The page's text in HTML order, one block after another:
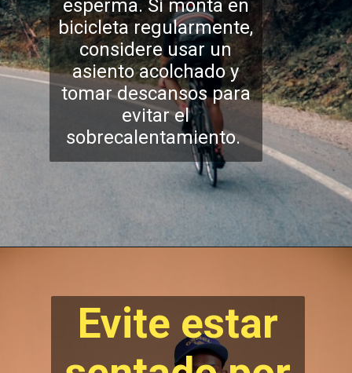
esperma. Si monta en
bicicleta regularmente,
considere usar un
asiento acolchado y
tomar descansos para
evitar el
sobrecalentamiento.
Evite estar